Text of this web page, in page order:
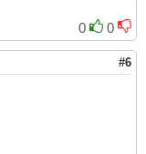
0
0
#6